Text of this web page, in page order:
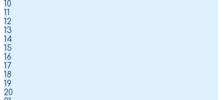
10
11
12
13
14
15
16
17
18
19
20